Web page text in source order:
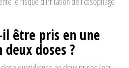
être pris en une
doses ?